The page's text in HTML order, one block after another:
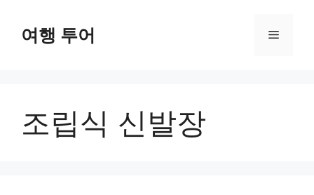
여행 투어 메
조립식 신발장